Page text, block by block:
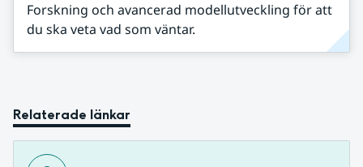
Forskning och avancerad modellutveckling för att
du ska veta vad som väntar.
Relaterade länkar